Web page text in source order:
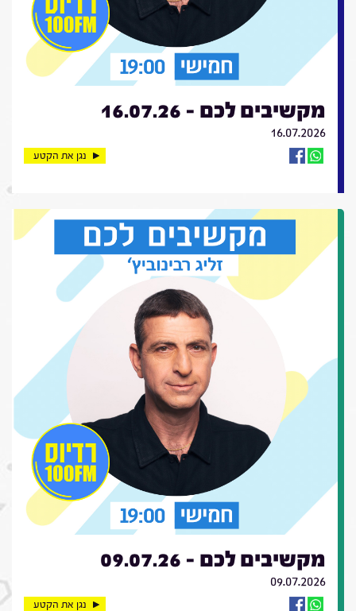
מקשיבים לכם - 16.07.26
16.07.2026
נגן את הקטע
מקשיבים לכם - 09.07.26
09.07.2026
נגן את הקטע